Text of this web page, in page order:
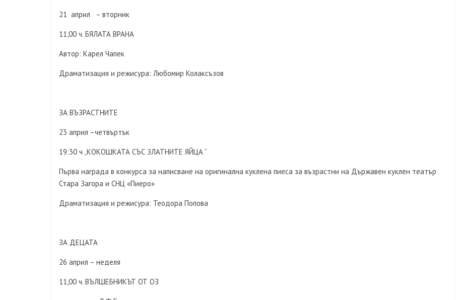
21 април – вторник
11,00 ч. БЯЛАТА ВРАНА
Автор: Карел Чапек
Драматизация и режисура: Любомир Колаксъзов
ЗА ВЪЗРАСТНИТЕ
23 април –четвъртък
19:30 ч „КОКОШКАТА СЪС ЗЛАТНИТЕ ЯЙЦА “
Първа награда в конкурса за написване на оригинална куклена пиеса за възрастни на Държавен куклен театър
Стара Загора и СНЦ «Пиеро»
Драматизация и режисура: Теодора Попова
ЗА ДЕЦАТА
26 април – неделя
11,00 ч. ВЪЛШЕБНИКЪТ ОТ ОЗ